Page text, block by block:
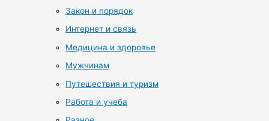
Закон и порядок
Интернет и связь
Медицина и здоровье
Мужчинам
Путешествия и туризм
Работа и учеба